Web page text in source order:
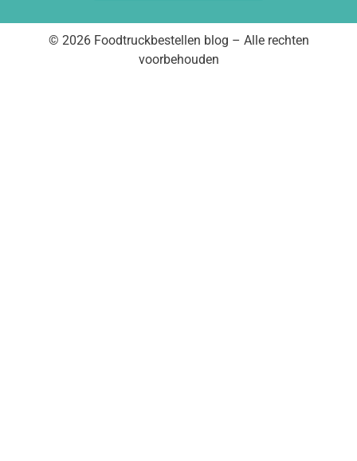
© 2026 Foodtruckbestellen blog – Alle rechten
voorbehouden